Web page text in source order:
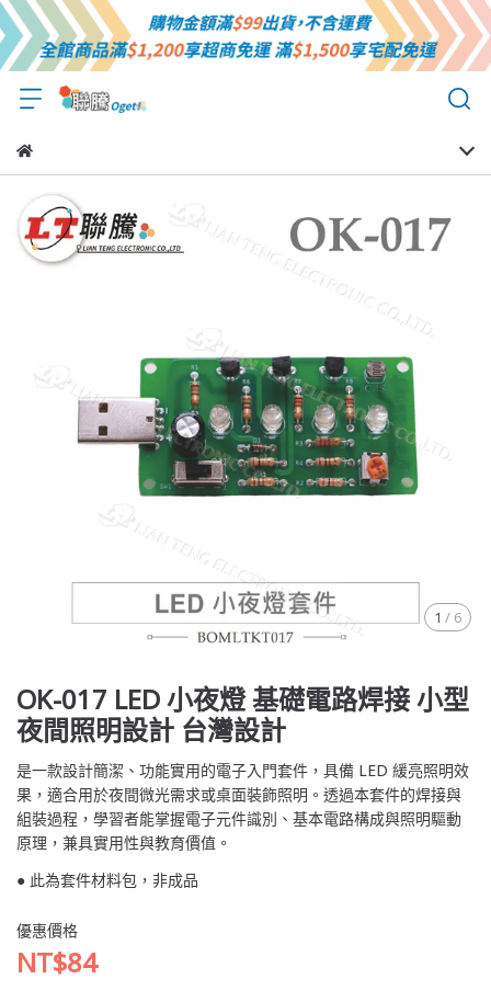
1 / 6
OK-017 LED 小夜燈 基礎電路焊接 小型
夜間照明設計 台灣設計
是一款設計簡潔、功能實用的電子入門套件，具備 LED 緩亮照明效
果，適合用於夜間微光需求或桌面裝飾照明。透過本套件的焊接與
組裝過程，學習者能掌握電子元件識別、基本電路構成與照明驅動
原理，兼具實用性與教育價值。
● 此為套件材料包，非成品
優惠價格
NT$84